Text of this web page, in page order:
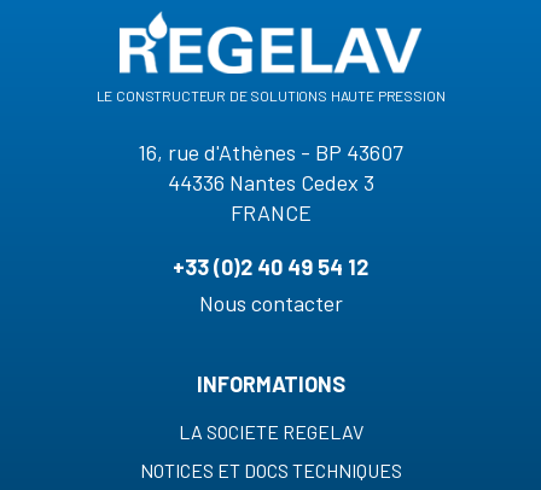
le constructeur de solutions haute pression
16, rue d'Athènes - BP 43607
44336 Nantes Cedex 3
FRANCE
+33 (0)2 40 49 54 12
Nous contacter
INFORMATIONS
LA SOCIETE REGELAV
NOTICES ET DOCS TECHNIQUES